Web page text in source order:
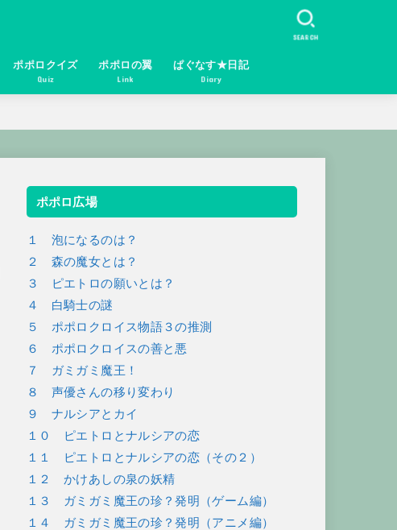
ポポロクイズ
Quiz
ポポロの翼
Link
ぱぐなす★日記
Diary
SEARCH
ポポロ広場
１ 泡になるのは？
２ 森の魔女とは？
３ ピエトロの願いとは？
４ 白騎士の謎
５ ポポロクロイス物語３の推測
６ ポポロクロイスの善と悪
７ ガミガミ魔王！
８ 声優さんの移り変わり
９ ナルシアとカイ
１０ ピエトロとナルシアの恋
１１ ピエトロとナルシアの恋（その２）
１２ かけあしの泉の妖精
１３ ガミガミ魔王の珍？発明（ゲーム編）
１４ ガミガミ魔王の珍？発明（アニメ編）